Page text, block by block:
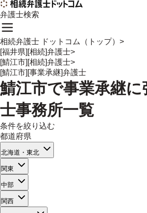
弁護士検索
相続弁護士 ドットコム（トップ） >
[福井県][相続]弁護士>
[鯖江市][相続]弁護士>
[鯖江市][事業承継]弁護士
鯖江市で事業承継に
士事務所一覧
条件を絞り込む
都道府県
北海道・東北
関東
中部
関西